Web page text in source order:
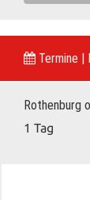
Termine |
Rothenburg
1 Tag